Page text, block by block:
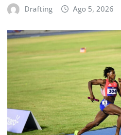
Drafting Ago 5, 2026